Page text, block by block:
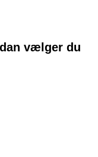
vælger du